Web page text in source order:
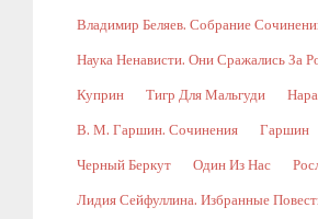
Владимир Беляев. Собрание
Наука Ненависти. Они Сражались За
Куприн Тигр Для Мальгуди
В. М. Гаршин. Сочинения Гаршин
Черный Беркут Один Из Нас
Лидия Сейфуллина. Избранные